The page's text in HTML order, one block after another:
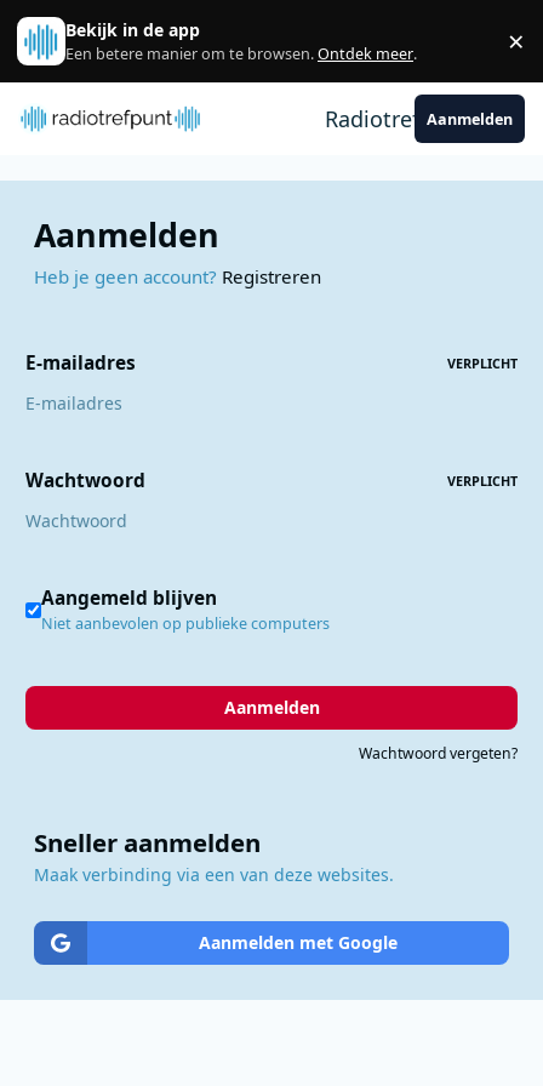
Spring naar bijdragen
Bekijk in de app
Een betere manier om te browsen.Ontdek meer. ×
RadiotrefpuntAanmelden
Aanmelden
Heb je geen account? Registreren
E-mailadres VERPLICHT
Wachtwoord VERPLICHT
Aangemeld blijven
Niet aanbevolen op publieke computers
Aanmelden
Wachtwoord vergeten?
Sneller aanmelden
Maak verbinding via een van deze websites.
Aanmelden met Google